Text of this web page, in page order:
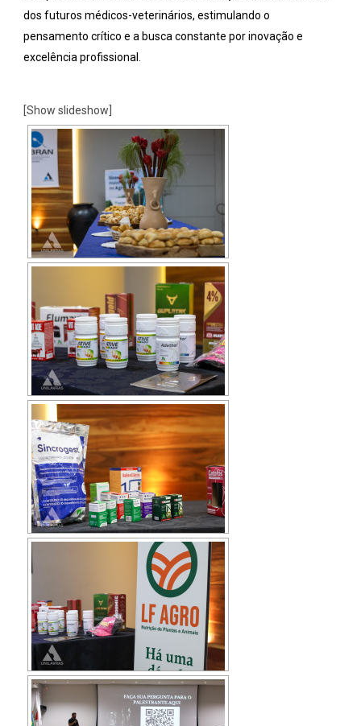
dos futuros médicos-veterinários, estimulando o
pensamento crítico e a busca constante por inovação e
excelência profissional.
[Show slideshow]